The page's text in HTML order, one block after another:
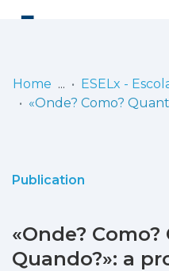
Statistics
Home
Publication
«Onde?
Quando?»: a